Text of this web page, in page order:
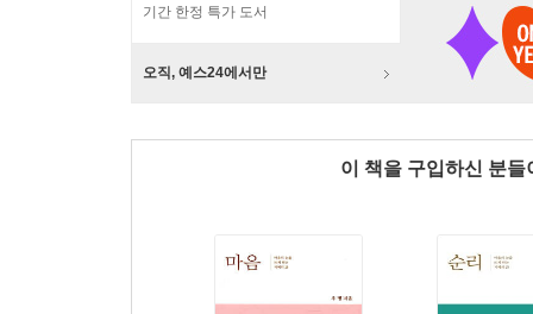
기간 한정 특가 도서
오직, 예스24에서만
이 책을 구입하신 분